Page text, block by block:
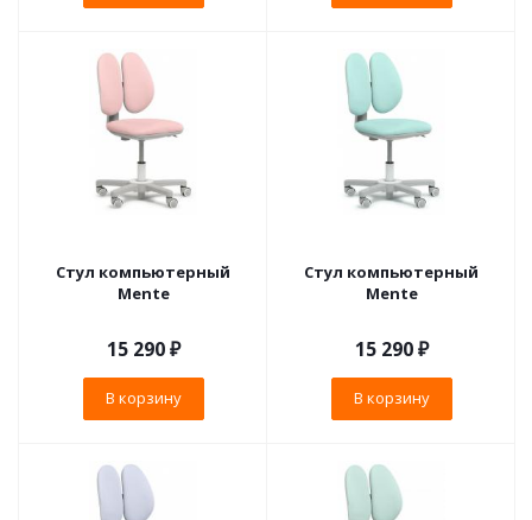
Стул компьютерный
Mente
15 290₽
В корзину
Стул компьютерный
Mente
15 290₽
В корзину